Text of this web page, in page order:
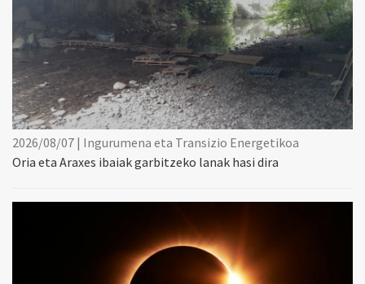
2026/08/07 | Ingurumena eta Transizio Energetikoa
Oria eta Araxes ibaiak garbitzeko lanak hasi dira